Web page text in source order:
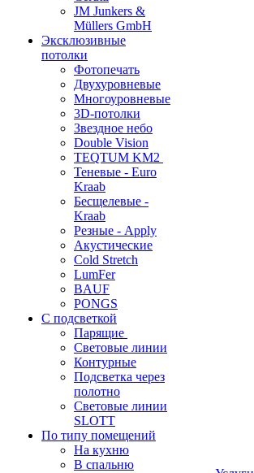
JM Junkers &
Müllers GmbH
Эксклюзивные
потолки
Фотопечать
Двухуровневые
Многоуровневые
3D-потолки
Звездное небо
Double Vision
TEQTUM KM2
Теневые - Euro
Kraab
Бесщелевые -
Kraab
Резные - Apply
Акустические
Cold Stretch
LumFer
BAUF
PONGS
С подсветкой
Парящие
Световые линии
Контурные
Подсветка через
полотно
Световые линии
SLOTT
По типу помещений
На кухню
В спальню